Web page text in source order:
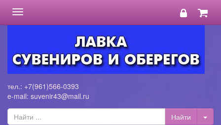
Toggle
navigation
тел.: +7(961)566-0393
e-mail: suvenir43@mail.ru